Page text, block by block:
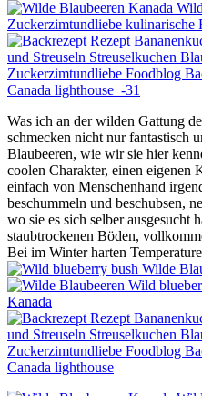
Was ich an der wilden Gattung
schmecken nicht nur fantastisch
Blaubeeren, wie wir sie hier
coolen Charakter, einen eigenen
einfach von Menschenhand
beschummeln und beschubsen,
wo sie es sich selber ausgesucht
staubtrockenen Böden,
Bei im Winter harten